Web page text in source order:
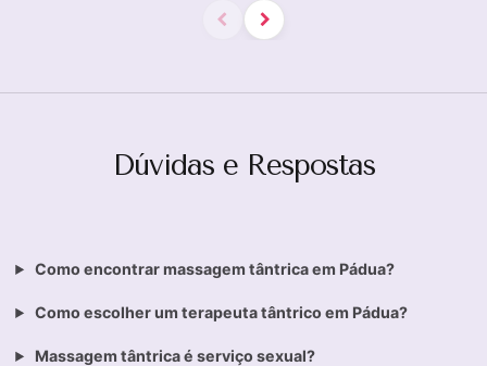
Dúvidas e Respostas
Como encontrar massagem tântrica em Pádua?
Como escolher um terapeuta tântrico em Pádua?
Massagem tântrica é serviço sexual?